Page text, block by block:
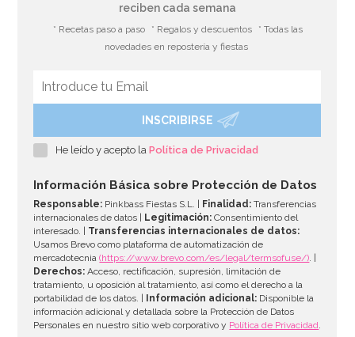
Colorante para Chocolate Rojo 35 gr - Sugarflair
AÑADIR
reciben cada semana
* Recetas paso a paso * Regalos y descuentos
* Todas las
novedades en repostería y fiestas
INSCRIBIRSE
He leído y acepto laPolítica de Privacidad
Información Básica sobre Protección de Datos
Responsable: Pinkbass Fiestas S.L. | Finalidad: Transferencias
internacionales de datos |
Legitimación: Consentimiento del
interesado. | Transferencias internacionales de datos:
Usamos Brevo como plataforma de automatización de
mercadotecnia(https://www.brevo.com/es/legal/termsofuse/). |
Derechos: Acceso, rectificación, supresión, limitación de
tratamiento, u oposición al tratamiento, así como el derecho a la
portabilidad de los datos. |
Información adicional: Disponible la
información adicional y detallada sobre la Protección de Datos
Personales en nuestro sitio web corporativo y Política de Privacidad.